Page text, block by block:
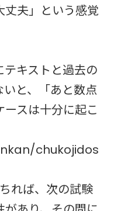
丈夫」という感覚
キストと過去の
と、「あと数点
スは十分に起こ
chukojidos
れば、次の試験